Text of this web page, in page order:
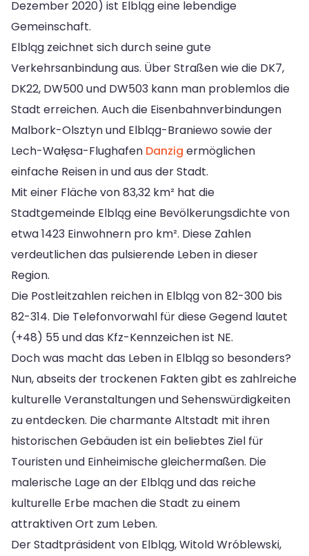
Dezember 2020) ist Elbląg eine lebendige
Gemeinschaft.
Elbląg zeichnet sich durch seine gute
Verkehrsanbindung aus. Über Straßen wie die DK7,
DK22, DW500 und DW503 kann man problemlos die
Stadt erreichen. Auch die Eisenbahnverbindungen
Malbork-Olsztyn und Elbląg-Braniewo sowie der
Lech-Wałęsa-Flughafen Danzig ermöglichen
einfache Reisen in und aus der Stadt.
Mit einer Fläche von 83,32 km² hat die
Stadtgemeinde Elbląg eine Bevölkerungsdichte von
etwa 1423 Einwohnern pro km². Diese Zahlen
verdeutlichen das pulsierende Leben in dieser
Region.
Die Postleitzahlen reichen in Elbląg von 82-300 bis
82-314. Die Telefonvorwahl für diese Gegend lautet
(+48) 55 und das Kfz-Kennzeichen ist NE.
Doch was macht das Leben in Elbląg so besonders?
Nun, abseits der trockenen Fakten gibt es zahlreiche
kulturelle Veranstaltungen und Sehenswürdigkeiten
zu entdecken. Die charmante Altstadt mit ihren
historischen Gebäuden ist ein beliebtes Ziel für
Touristen und Einheimische gleichermaßen. Die
malerische Lage an der Elbląg und das reiche
kulturelle Erbe machen die Stadt zu einem
attraktiven Ort zum Leben.
Der Stadtpräsident von Elbląg, Witold Wróblewski,